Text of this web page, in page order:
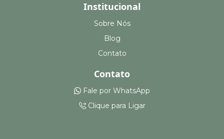
Institucional
Sobre Nós
Blog
Contato
Contato
Fale por WhatsApp
Clique para Ligar